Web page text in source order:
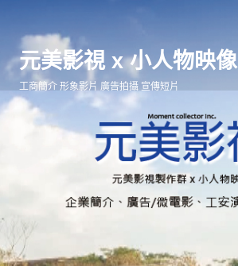
元美影視 x 小人物映像
工商簡介 形象影片 廣告拍攝 宣傳短片